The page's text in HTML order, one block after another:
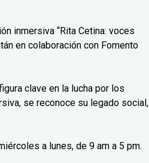
inmersiva “Rita Cetina: voces
en colaboración con Fomento
clave en la lucha por los
se reconoce su legado social,
a lunes, de 9 am a 5 pm.